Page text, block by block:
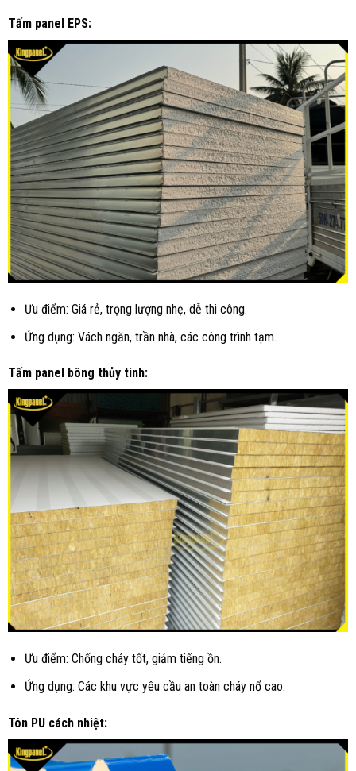
Tấm panel EPS:
Ưu điểm: Giá rẻ, trọng lượng nhẹ, dễ thi công.
Ứng dụng: Vách ngăn, trần nhà, các công trình tạm.
Tấm panel bông thủy tinh:
Ưu điểm: Chống cháy tốt, giảm tiếng ồn.
Ứng dụng: Các khu vực yêu cầu an toàn cháy nổ cao.
Tôn PU cách nhiệt: